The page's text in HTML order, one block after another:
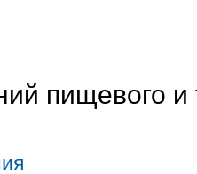
пищевого и